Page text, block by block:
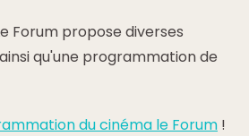
Forum propose diverses
qu'une programmation de
du cinéma le Forum !